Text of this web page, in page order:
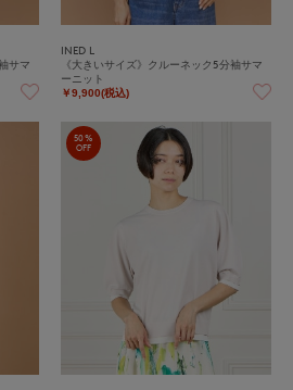
サマ
INED L
《大きいサイズ》クルーネック5分袖サマ
ーニット
￥9,900(税込)
50%
OFF